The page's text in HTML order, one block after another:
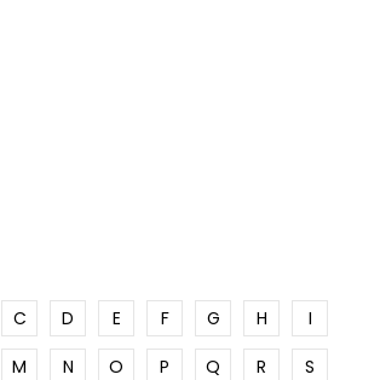
C D E F G H
I
M N O P Q R
S